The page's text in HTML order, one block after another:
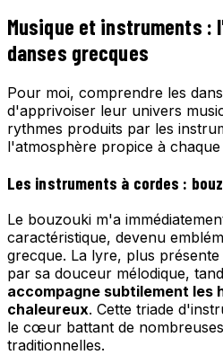
Musique et instruments :
danses grecques
Pour moi, comprendre les
d'apprivoiser leur univers
rythmes produits par les
l'atmosphère propice à chaque
Les instruments à cordes :
Le bouzouki m'a
caractéristique, devenu
grecque. La lyre, plus
par sa douceur mélodique,
accompagne subtilement les
chaleureux. Cette triade
le cœur battant de
traditionnelles.